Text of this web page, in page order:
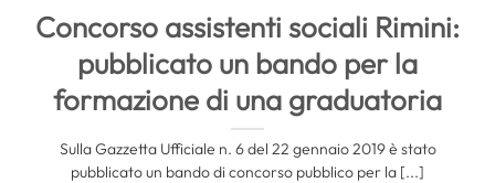
Concorso assistenti sociali Rimini:
pubblicato un bando per la
formazione di una graduatoria
Sulla Gazzetta Ufficiale n. 6 del 22 gennaio 2019 è stato
pubblicato un bando di concorso pubblico per la [...]